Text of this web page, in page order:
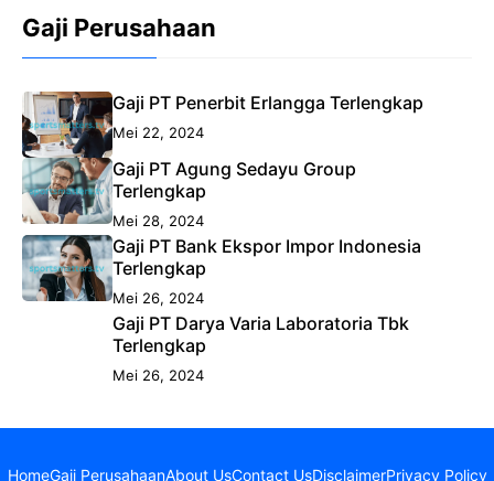
Gaji Perusahaan
Gaji PT Penerbit Erlangga Terlengkap
Mei 22, 2024
Gaji PT Agung Sedayu Group
Terlengkap
Mei 28, 2024
Gaji PT Bank Ekspor Impor Indonesia
Terlengkap
Mei 26, 2024
Gaji PT Darya Varia Laboratoria Tbk
Terlengkap
Mei 26, 2024
HomeGaji PerusahaanAbout UsContact UsDisclaimerPrivacy Policy